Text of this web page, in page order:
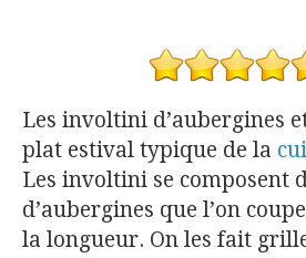
Les involtini d’aubergines
plat estival typique de la
Les involtini se composent
d’aubergines que l’on
la longueur. On les fait